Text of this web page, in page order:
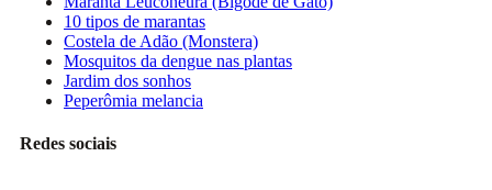
10 tipos de marantas
Costela de Adão (Monstera)
Mosquitos da dengue nas plantas
Jardim dos sonhos
Peperômia melancia
Redes sociais